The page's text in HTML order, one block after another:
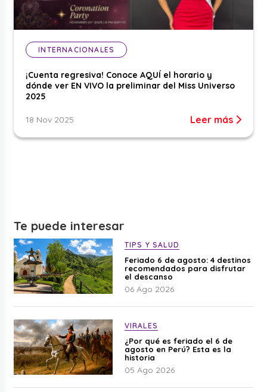
INTERNACIONALES
¡Cuenta regresiva! Conoce AQUÍ el horario y
dónde ver EN VIVO la preliminar del Miss Universo
2025
18 Nov 2025 Leer más
Te puede interesar
TIPS Y SALUD
Feriado 6 de agosto: 4 destinos
recomendados para disfrutar
el descanso
06 Ago 2026
VIRALES
¿Por qué es feriado el 6 de
agosto en Perú? Esta es la
historia
05 Ago 2026